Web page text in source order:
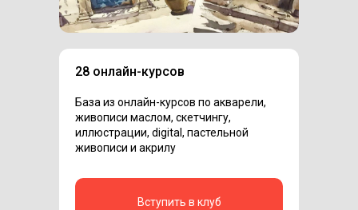
Вступить в клуб
28 онлайн-курсов
База из онлайн-курсов по акварели,
живописи маслом, скетчингу,
иллюстрации, digital, пастельной
живописи и акрилу